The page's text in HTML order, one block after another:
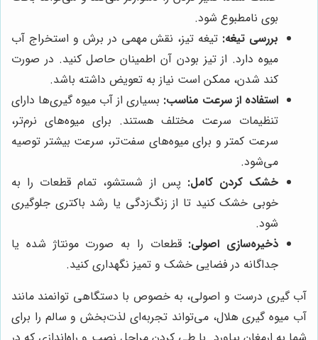
بوی نامطبوع شود.
بررسی تیغه: تیغه تیز، نقش مهمی در برش و استخراج آب
میوه دارد. از تیز بودن آن اطمینان حاصل کنید. در صورت
کند شدن، ممکن است نیاز به تعویض داشته باشد.
استفاده از سرعت مناسب: بسیاری از آب میوه گیری‌ها دارای
تنظیمات سرعت مختلف هستند. برای میوه‌های نرم‌تر،
سرعت کمتر و برای میوه‌های سفت‌تر، سرعت بیشتر توصیه
می‌شود.
خشک کردن کامل: پس از شستشو، تمام قطعات را به
خوبی خشک کنید تا از زنگ‌زدگی یا رشد باکتری جلوگیری
شود.
ذخیره‌سازی اصولی: قطعات را به صورت مونتاژ شده یا
جداگانه در فضایی خشک و تمیز نگهداری کنید.
آب گیری درست و اصولی، به خصوص با دستگاهی توانمند مانند
آب میوه گیری هلال، می‌تواند تجربه‌ای لذت‌بخش و سالم را برای